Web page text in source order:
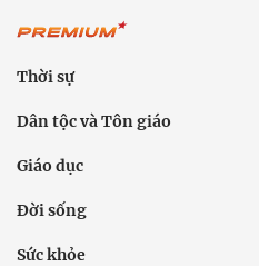
Thời sự
Dân tộc và Tôn giáo
Giáo dục
Đời sống
Sức khỏe